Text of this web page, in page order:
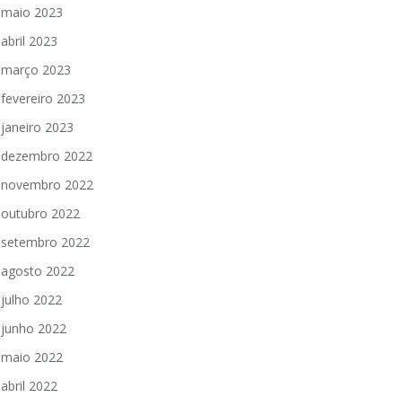
maio 2023
abril 2023
março 2023
fevereiro 2023
janeiro 2023
dezembro 2022
novembro 2022
outubro 2022
setembro 2022
agosto 2022
julho 2022
junho 2022
maio 2022
abril 2022